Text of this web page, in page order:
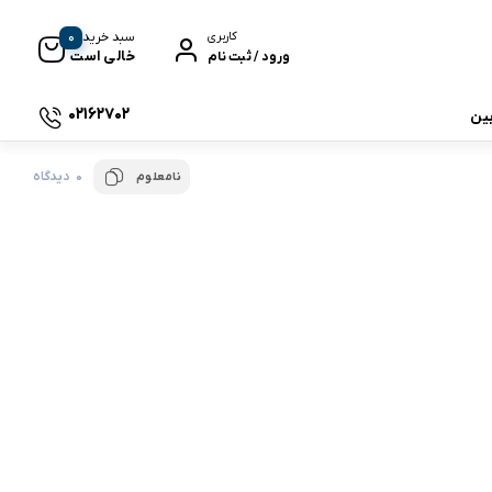
کاربری
ورود / ثبت نام
سبد خرید
خالی است
0
02162702
نامعلوم 0 دیدگاه